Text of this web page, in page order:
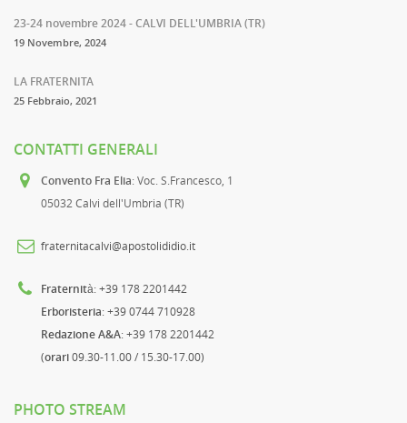
23-24 novembre 2024 - CALVI DELL'UMBRIA (TR)
19 Novembre, 2024
LA FRATERNITA
25 Febbraio, 2021
CONTATTI GENERALI
Convento Fra Elia: Voc. S.Francesco, 1
05032 Calvi dell'Umbria (TR)
fraternitacalvi@apostolididio.it
Fraternità: +39 178 2201442
Erboristeria: +39 0744 710928
Redazione A&A: +39 178 2201442
(orari09.30-11.00 / 15.30-17.00)
PHOTO STREAM